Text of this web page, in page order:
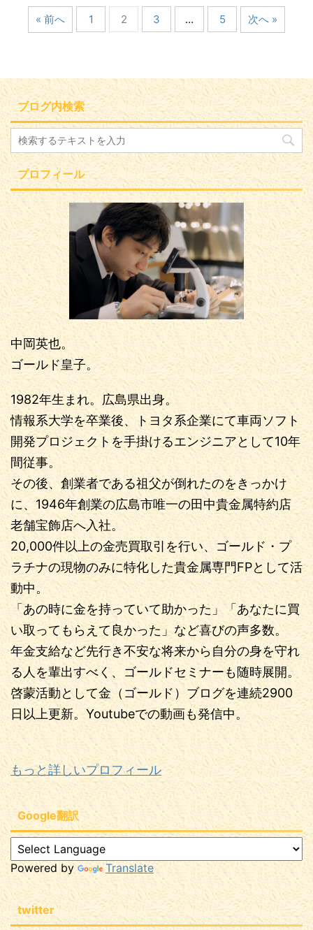
« 前へ 1 2 3 … 5 次へ »
ブログ内検索
プロフィール
中岡英也。
ゴールド皇子。
1982年生まれ。広島県出身。
情報系大学を卒業後、トヨタ系企業にて車両ソフト
開発プロジェクトを手掛けるエンジニアとして10年
間従事。
その後、創業者である祖父が倒れたのをきっかけ
に、1946年創業の広島市唯一の田中貴金属特約店
老舗宝飾店へ入社。
20,000件以上の金売買取引を行い、ゴールド・プ
ラチナの現物のみに特化した貴金属専門FPとして活
動中。
「あの時に金を持っていて助かった」「あなたに買
い取ってもらえて良かった」など喜びの声多数。
年金支給など先行き不安な将来から自分の身を守れ
る人を輩出すべく、ゴールドセミナーも随時展開。
啓蒙活動として金（ゴールド）ブログを連続2900
日以上更新。Youtubeでの動画も発信中。
もっと詳しいプロフィール
Google翻訳
Powered by Translate
twitter